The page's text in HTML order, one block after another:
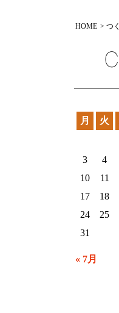
HOME > つ
月 火
« 7月
3
4
10
11
17
18
24
25
31